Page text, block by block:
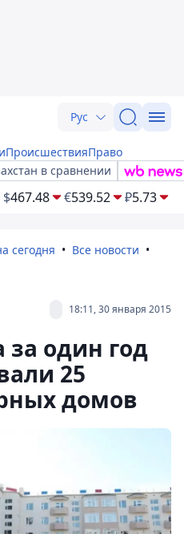
Рус
ПроисшествияПраво
в сравнении
$467.48 €539.52 ₽5.73
сегодня
Все новости
18:11, 30 января 2015
за один год
25
домов